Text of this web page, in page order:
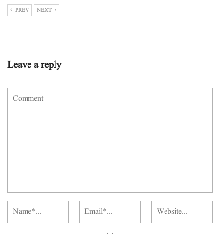
PREV NEXT
Leave a reply